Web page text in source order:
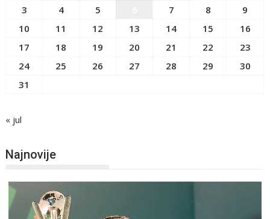
3
4 5 7 8
9
10
11 12 13 14 15
16
17
18 19 20 21 22
23
24
25 26 27 28 29
30
31
« jul
Najnovije